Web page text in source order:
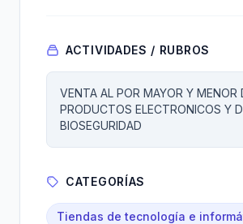
ACTIVIDADES / RUBROS
VENTA AL POR MAYOR Y MENOR
PRODUCTOS ELECTRONICOS Y
BIOSEGURIDAD
CATEGORÍAS
Tiendas de tecnología e